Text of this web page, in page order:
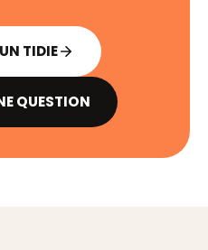
TIDIE
QUESTION